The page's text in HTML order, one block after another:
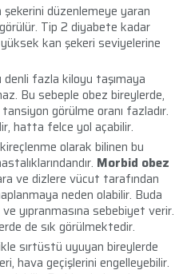
düzenlemeye yaran
Tip 2 diyabete kadar
kan şekeri seviyelerine
fazla kiloyu taşımaya
Bu sebeple obez bireylerde,
görülme oranı fazladır.
hatta felce yol açabilir.
olarak bilinen bu
Morbid obez
ve dizlere vücut tarafından
neden olabilir. Buda
ve yıpranmasına sebebiyet verir.
de sık görülmektedir.
sırtüstü uyuyan bireylerde
hava geçişlerini engelleyebilir.